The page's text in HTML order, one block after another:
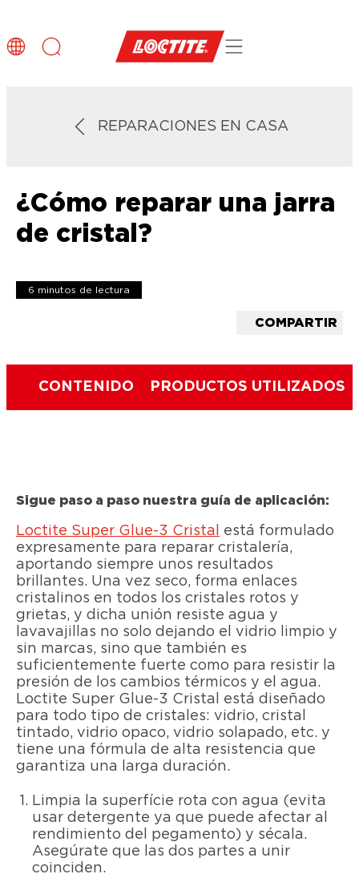
REPARACIONES EN CASA
¿Cómo reparar una jarra
de cristal?
6 minutos de lectura
COMPARTIR
CONTENIDO PRODUCTOS UTILIZADOS
Sigue paso a paso nuestra guía de aplicación:
Loctite Super Glue-3 Cristal
está formulado
expresamente para reparar cristalería,
aportando siempre unos resultados
brillantes. Una vez seco, forma enlaces
cristalinos en todos los cristales rotos y
grietas, y dicha unión resiste agua y
lavavajillas no solo dejando el vidrio limpio y
sin marcas, sino que también es
suficientemente fuerte como para resistir la
presión de los cambios térmicos y el agua.
Loctite Super Glue-3 Cristal está diseñado
para todo tipo de cristales: vidrio, cristal
tintado, vidrio opaco, vidrio solapado, etc. y
tiene una fórmula de alta resistencia que
garantiza una larga duración.
Limpia la superfície rota con agua (evita
usar detergente ya que puede afectar al
rendimiento del pegamento) y sécala.
Asegúrate que las dos partes a unir
coinciden.